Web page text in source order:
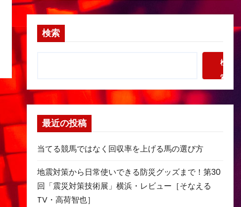
検索
検
索
最近の投稿
当てる競馬ではなく回収率を上げる馬の選び方
地震対策から日常使いできる防災グッズまで！第30
回「震災対策技術展」横浜・レビュー［そなえる
TV・高荷智也］